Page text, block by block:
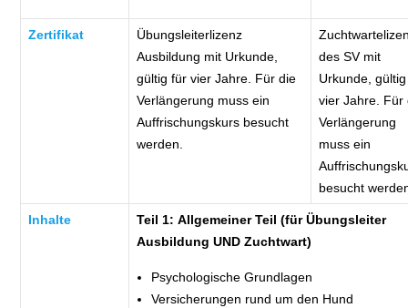
Zertifikat
Übungsleiterlizenz
Ausbildung mit Urkunde,
gültig für vier Jahre. Für die
Verlängerung muss ein
Auffrischungskurs besucht
werden.
des SV mit
Urkunde,
vier Jahre. Für
Verlängerung
muss ein
besucht
Inhalte
Teil 1: Allgemeiner Teil (für Übungsleiter
Ausbildung UND Zuchtwart)
Psychologische Grundlagen
Versicherungen rund um den Hund